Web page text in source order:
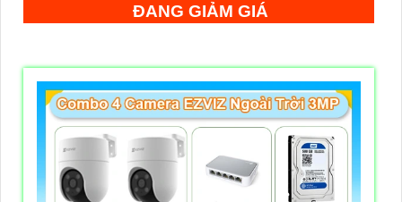
ĐANG GIẢM GIÁ